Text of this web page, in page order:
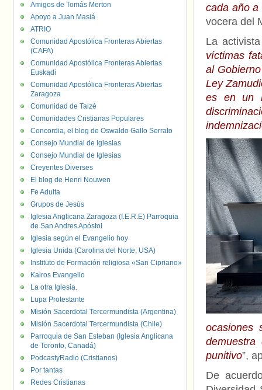
cada año a
vocera del
La
víctimas
al
Ley
es en un
ocasiones
punitivo”,
De
Amigos de Tomás Merton
Apoyo a Juan Masiá
ATRIO
Comunidad Apostólica Fronteras Abiertas
(CAFA)
Comunidad Apostólica Fronteras Abiertas
Euskadi
Comunidad Apostólica Fronteras Abiertas
Zaragoza
Comunidad de Taizé
Comunidades Cristianas Populares
Concordia, el blog de Oswaldo Gallo Serrato
Consejo Mundial de Iglesias
Consejo Mundial de Iglesias
Creyentes Diverses
El blog de Henri Nouwen
Fe Adulta
Grupos de Jesús
Iglesia Anglicana Zaragoza (I.E.R.E) Parroquia
de San Andres Apóstol
Iglesia según el Evangelio hoy
Iglesia Unida (Carolina del Norte, USA)
Instituto de Formación religiosa «San Cipriano»
Kairos Evangelio
La otra Iglesia.
Lupa Protestante
Misión Sacerdotal Tercermundista (Argentina)
Misión Sacerdotal Tercermundista (Chile)
Parroquia de San Esteban (Iglesia Anglicana
de Toronto, Canadá)
PodcastyRadio (Cristianos)
Por tantas
Redes Cristianas